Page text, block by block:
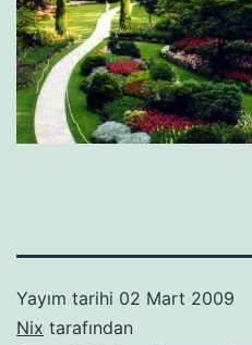
Yayım tarihi 02 Mart 2009
Nix tarafından